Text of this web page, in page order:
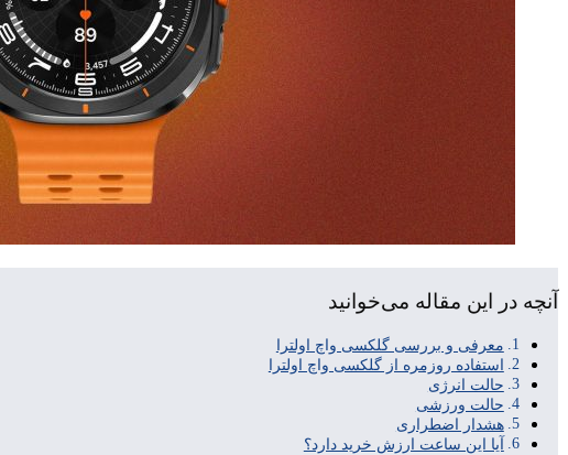
آنچه در این مقاله می‌خوانید
معرفی و بررسی گلکسی واچ اولترا
استفاده روزمره از گلکسی واچ اولترا
حالت انرژی
حالت ورزشی
هشدار اضطراری
آیا این ساعت ارزش خرید دارد؟